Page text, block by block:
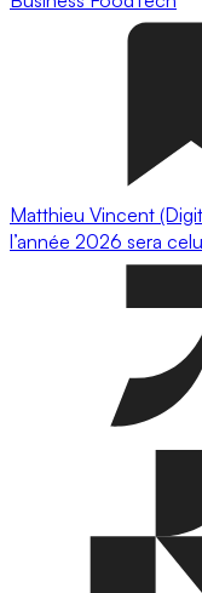
Matthieu Vincent
l’année 2026 sera